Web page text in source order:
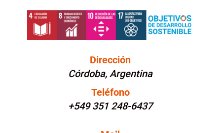
Dirección
Córdoba, Argentina
Teléfono
+549 351 248-6437